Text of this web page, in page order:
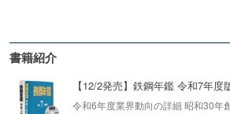
書籍紹介
【12/2発売】鉄鋼年鑑 令和7年度
令和6年度業界動向の詳細 昭和30年